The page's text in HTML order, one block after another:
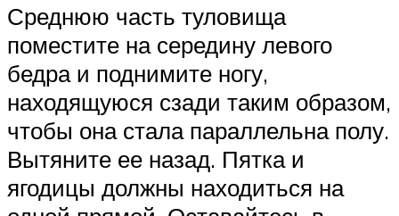
Среднюю часть туловища
поместите на середину левого
бедра и поднимите ногу,
находящуюся сзади таким образом,
чтобы она стала параллельна полу.
Вытяните ее назад. Пятка и
ягодицы должны находиться на